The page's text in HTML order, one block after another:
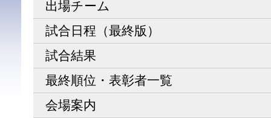
出場チーム
試合日程（最終版）
試合結果
最終順位・表彰者一覧
会場案内